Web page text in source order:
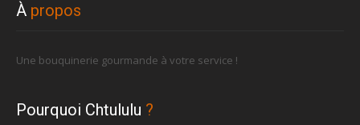
À propos
Une bouquinerie gourmande à votre service !
Pourquoi Chtululu ?